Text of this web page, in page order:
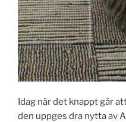
Idag när det knappt går
den uppges dra nytta av